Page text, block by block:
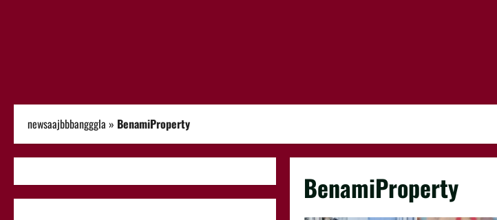
newsaajbbbangggla » BenamiProperty
BenamiProperty